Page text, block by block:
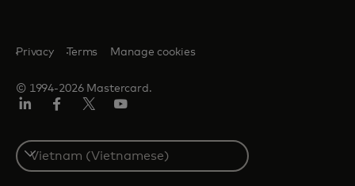
© 1994-2026 Mastercard.
Privacy Terms Manage cookies
Select
a
country